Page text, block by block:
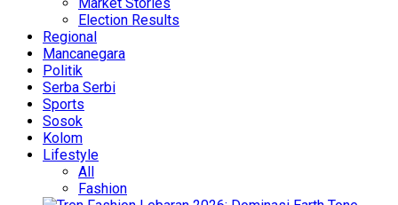
Market Stories
Election Results
Regional
Mancanegara
Politik
Serba Serbi
Sports
Sosok
Kolom
Lifestyle
All
Fashion